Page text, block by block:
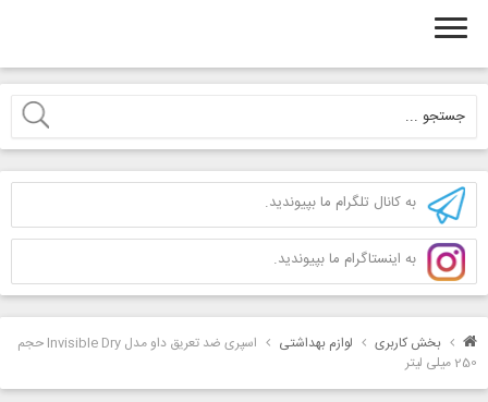
به کانال تلگرام ما بپیوندید.
به اینستاگرام ما بپیوندید.
بخش کاربری لوازم بهداشتی
اسپری ضد تعریق داو مدل Invisible Dry حجم
250 میلی لیتر